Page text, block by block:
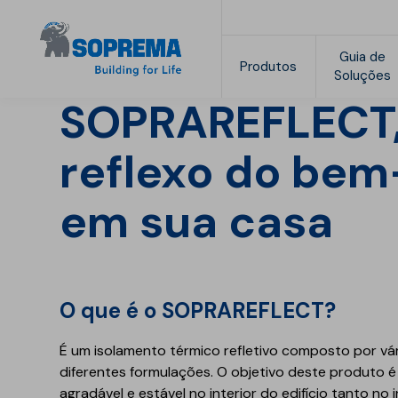
Produtos
PESQUISA POR TECNOLOGIA
Argamassas
Adesivos para
revestimentos cerâmicos
para revestimentos
cerâmicos e pétreos
Impermeabilização e
proteção
ETICS
Adesivos e
regularizadores
Armaduras, selagem e
Produtos
complementares
Guia de
Soluções
Documentação Técnica
SOPRACADEMY
Cursos
Centros de Formação
Tech-Advisor
Videos
Gamas
Sopraguard
Sopraguard Life
A nossa empresa
A empresa
A Soprema no mundo
reflexo do
em sua casa
O que é o SOPRAREFLECT?
É um isolamento térmico refletivo composto por
diferentes formulações. O objetivo deste produto
agradável e estável no interior do edifício tanto no